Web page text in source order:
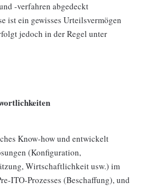
-verfahren abgedeckt
ist ein gewisses Urteilsvermögen
jedoch in der Regel unter
Know-how und entwickelt
(Konfiguration,
Wirtschaftlichkeit usw.) im
ITO-Prozesses (Beschaffung), und